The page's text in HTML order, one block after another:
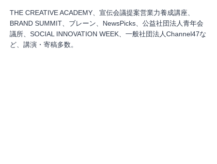
THE CREATIVE ACADEMY、宣伝会議提案営業力養成講座、
BRAND SUMMIT、ブレーン、NewsPicks、公益社団法人青年会
議所、SOCIAL INNOVATION WEEK、一般社団法人Channel47な
ど、講演・寄稿多数。